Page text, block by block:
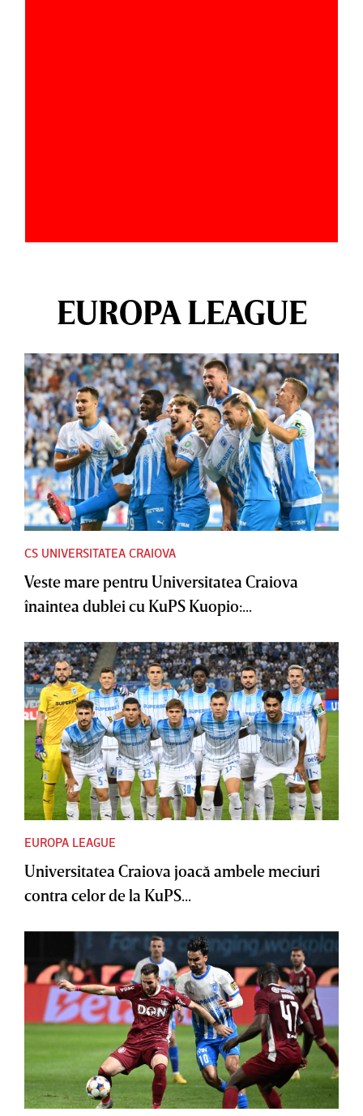
EUROPA LEAGUE
CS UNIVERSITATEA CRAIOVA
Veste mare pentru Universitatea Craiova
înaintea dublei cu KuPS Kuopio:...
EUROPA LEAGUE
Universitatea Craiova joacă ambele meciuri
contra celor de la KuPS...